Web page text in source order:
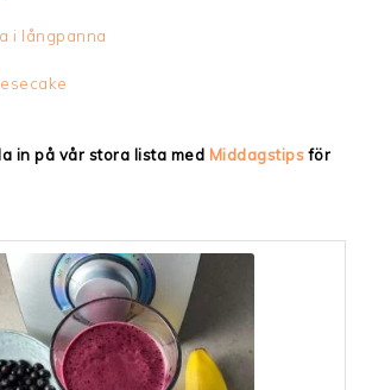
i långpanna
in på vår stora lista med Middagstipsför